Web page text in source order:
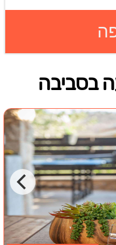
בסביבה